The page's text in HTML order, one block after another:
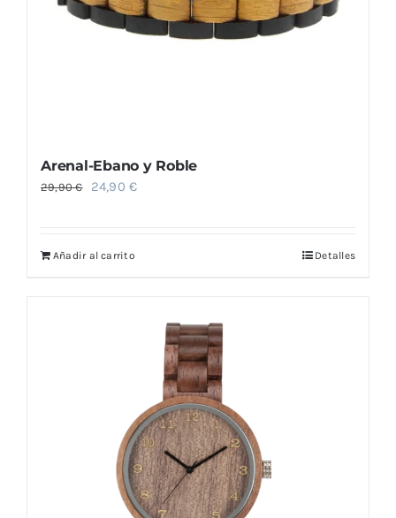
Arenal-Ebano y Roble
29,90€
El
era:
24,90€El
Añadir al carrito Detalles